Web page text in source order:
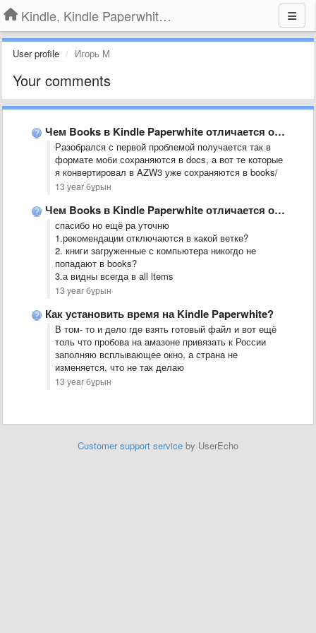
Kindle, Kindle Paperwhite, Kindle Voyage
User profile Игорь M
Your comments
Чем Books в Kindle Paperwhite отличается от Docs?
Разобрался с первой проблемой получается так в
формате моби сохраняются в docs, а вот те которые
я конвертировал в AZW3 уже сохраняются в books/
13 year бұрын
Чем Books в Kindle Paperwhite отличается от Docs?
спасибо но ещё ра уточню
1.рекомендации отключаются в какой ветке?
2. книги загруженные с компьютера никогдо не
попадают в books?
3.а видны всегда в all ltems
13 year бұрын
Как установить время на Kindle Paperwhite?
В том- то и дело где взять готовый файл и вот ещё
толь что пробова на амазоне привязать к России
заполняю всплывающее окно, а страна не
изменяется, что не так делаю
13 year бұрын
Customer support service by UserEcho